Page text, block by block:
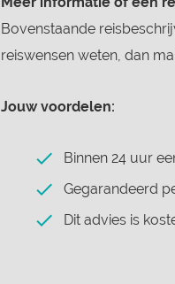
Bovenstaande
reiswensen weten, dan
Jouw voordelen:
Binnen 24 uur
Gegarandeerd
Dit advies is